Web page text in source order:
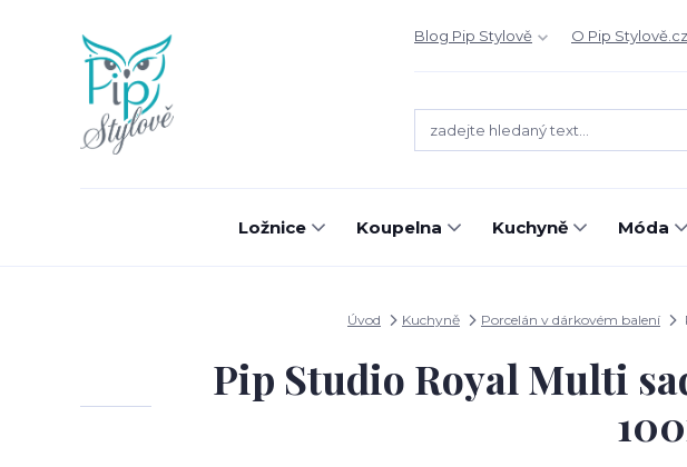
Blog Pip Stylově O Pip Stylově.cz
Ložnice Koupelna Kuchyně Móda
Úvod Kuchyně Porcelán v dárkovém balení
Pip Studio Royal Multi